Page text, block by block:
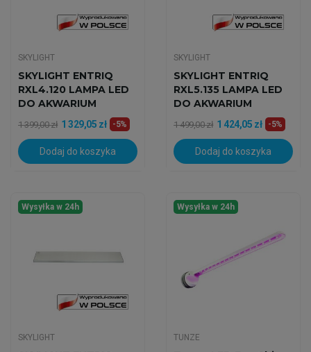
SKYLIGHT
SKYLIGHT ENTRIQ
RXL4.120 LAMPA LED
DO AKWARIUM
MORSKIEGO
1 399,00 zł 1 329,05 zł -5%
Dodaj do koszyka
SKYLIGHT
SKYLIGHT ENTRIQ
RXL5.135 LAMPA LED
DO AKWARIUM
MORSKIEGO
1 499,00 zł 1 424,05 zł -5%
Dodaj do koszyka
Wysyłka w 24h
SKYLIGHT
Wysyłka w 24h
TUNZE